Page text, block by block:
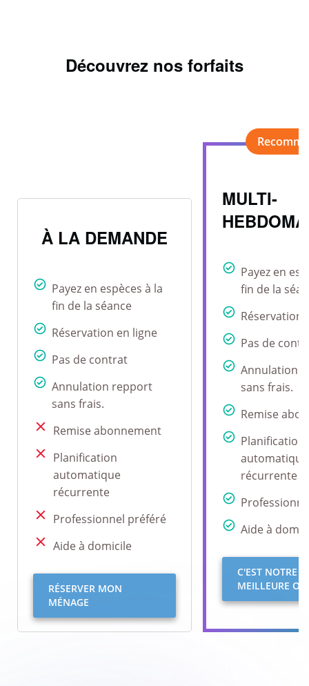
Découvrez nos forfaits
MULTI-
Payez en
fin de la
Réservation
Pas de
Annulation
sans frais.
Remise
Planification
automatique
récurrente
Aide à
C'EST NOTRE
MEILLEURE
À LA DEMANDE
Payez en espèces à la
fin de la séance
Réservation en ligne
Pas de contrat
Annulation repport
sans frais.
Remise abonnement
Planification
automatique
récurrente
Professionnel préféré
Aide à domicile
RÉSERVER MON
MÉNAGE